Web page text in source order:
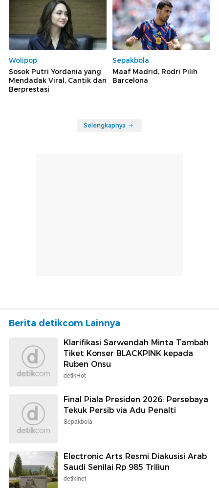
Wolipop
Sosok Putri Yordania yang
Mendadak Viral, Cantik dan
Berprestasi
Sepakbola
Maaf Madrid, Rodri Pilih
Barcelona
Selengkapnya
Berita detikcom Lainnya
Klarifikasi Sarwendah Minta Tambah
Tiket Konser BLACKPINK kepada
Ruben Onsu
detikHot
Final Piala Presiden 2026: Persebaya
Tekuk Persib via Adu Penalti
Sepakbola
Electronic Arts Resmi Diakusisi Arab
Saudi Senilai Rp 985 Triliun
detikInet